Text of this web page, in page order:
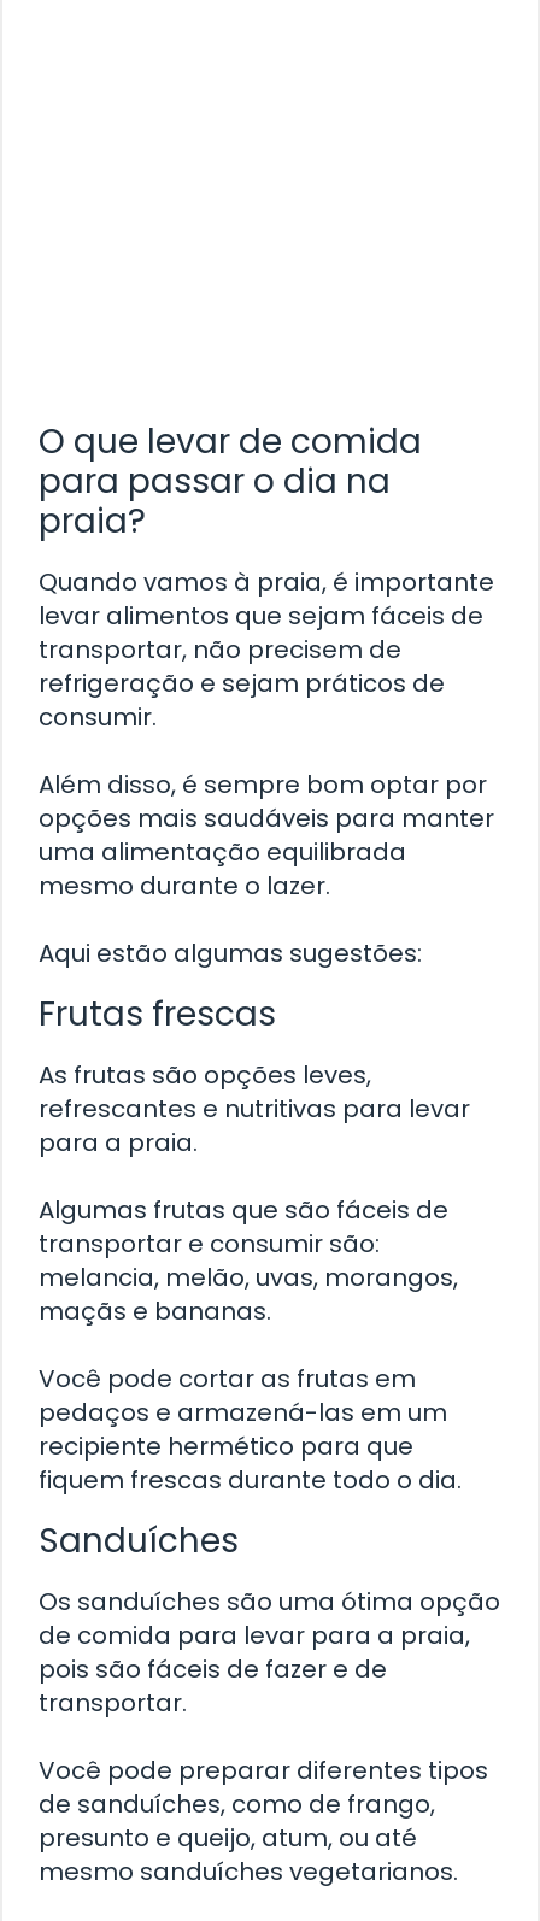
O que levar de comida
para passar o dia na
praia?
Quando vamos à praia, é importante
levar alimentos que sejam fáceis de
transportar, não precisem de
refrigeração e sejam práticos de
consumir.
Além disso, é sempre bom optar por
opções mais saudáveis para manter
uma alimentação equilibrada
mesmo durante o lazer.
Aqui estão algumas sugestões:
Frutas frescas
As frutas são opções leves,
refrescantes e nutritivas para levar
para a praia.
Algumas frutas que são fáceis de
transportar e consumir são:
melancia, melão, uvas, morangos,
maçãs e bananas.
Você pode cortar as frutas em
pedaços e armazená-las em um
recipiente hermético para que
fiquem frescas durante todo o dia.
Sanduíches
Os sanduíches são uma ótima opção
de comida para levar para a praia,
pois são fáceis de fazer e de
transportar.
Você pode preparar diferentes tipos
de sanduíches, como de frango,
presunto e queijo, atum, ou até
mesmo sanduíches vegetarianos.